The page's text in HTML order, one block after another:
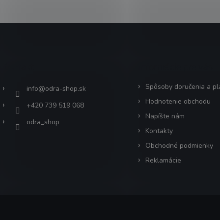
info@odra-shop.sk
+420 739 519 068
odra_shop
Spôsoby doručenia a
Hodnotenie obchodu
Napíšte nám
Kontakty
Obchodné podmienky
Reklamácie